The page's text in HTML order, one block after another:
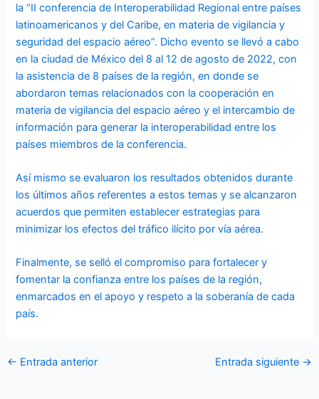
la “II conferencia de Interoperabilidad Regional entre países
latinoamericanos y del Caribe, en materia de vigilancia y
seguridad del espacio aéreo”. Dicho evento se llevó a cabo
en la ciudad de México del 8 al 12 de agosto de 2022, con
la asistencia de 8 países de la región, en donde se
abordaron temas relacionados con la cooperación en
materia de vigilancia del espacio aéreo y el intercambio de
información para generar la interoperabilidad entre los
países miembros de la conferencia.
Así mismo se evaluaron los resultados obtenidos durante
los últimos años referentes a estos temas y se alcanzaron
acuerdos que permiten establecer estrategias para
minimizar los efectos del tráfico ilícito por vía aérea.
Finalmente, se selló el compromiso para fortalecer y
fomentar la confianza entre los países de la región,
enmarcados en el apoyo y respeto a la soberanía de cada
país.
← Entrada anterior Entrada siguiente →